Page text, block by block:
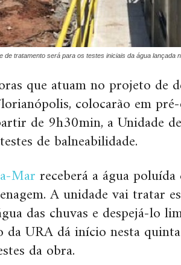
de tratamento será para os testes iniciais da água lançada
que atuam no projeto de
colocarão em
de 9h30min, a Unidade
de balneabilidade.
Marreceberá a água
A unidade vai tratar
das chuvas e despejá-lo
da URA dá início nesta
da obra.